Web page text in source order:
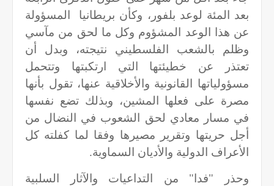
بعد المئة لوعد بلفور، وكأن بريطانيا
المسؤولة
عن هذا الوعد المشؤوم وكل ما لحق من مآسي
وظلم بالشعب الفلسطيني نتيجته، وبدل أن
تعتذر عن خطيئتها التي ارتكبتها وتتحمل
مسؤولياتها القانونية والأخلاقية عنها، تقول بأنها
مصرة على فعلها المشين، وبذلك تضع نفسها
في مسار معادي لحق الشعوب في النضال من
أجل حريتها وتقرير مصيرها وفقا لما كفلته كل
الأعراف الدولية والأديان السماوية.
وحذر "فدا" من التداعيات والآثار السلبية